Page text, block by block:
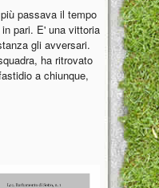
passava il tempo
pari. E' una vittoria
gli avversari.
ha ritrovato
a chiunque,